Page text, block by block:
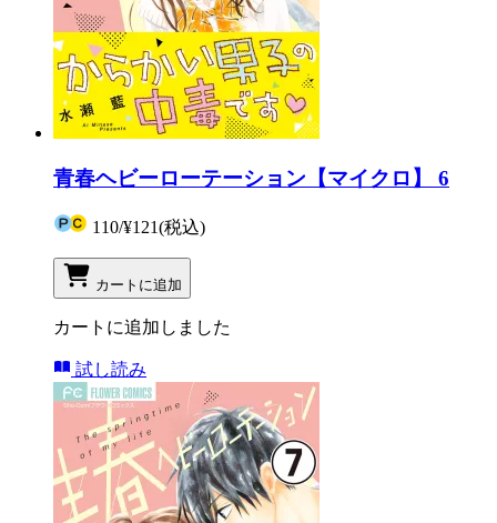
青春ヘビーローテーション【マイクロ】 6
110/¥121(税込)
カートに追加
カートに追加しました
試し読み